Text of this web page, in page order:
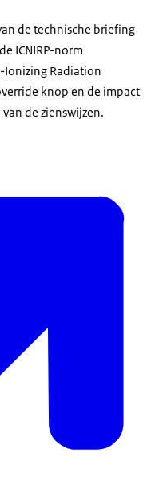
de technische briefing
ICNIRP-norm
Radiation
knop en de impact
de zienswijzen.